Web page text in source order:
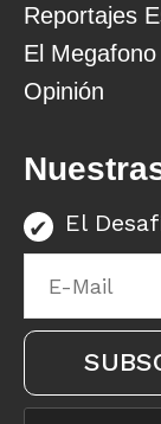
Reportajes
El Megafono
Opinión
El